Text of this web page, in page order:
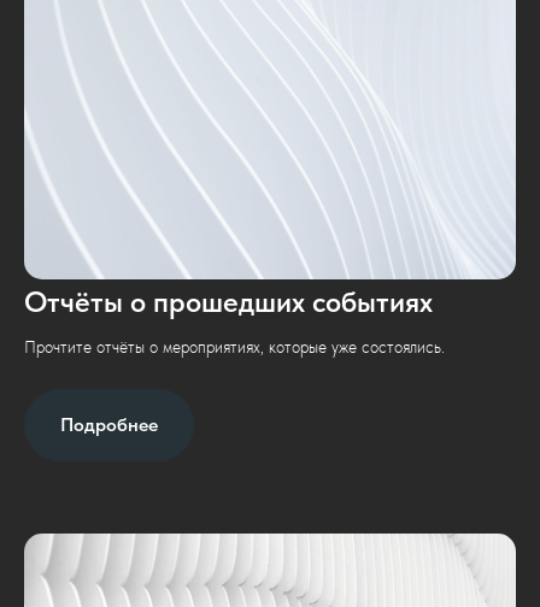
Отчёты о прошедших событиях
Прочтите отчёты о мероприятиях, которые уже состоялись.
Подробнее